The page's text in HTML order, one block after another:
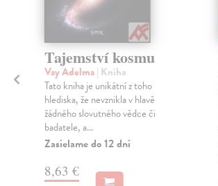
Tajemství kosmu
Vay Adelma| Kniha
Tato kniha je unikátní z toho
hlediska, že nevznikla v hlavě
žádného slovutného vědce či
badatele, a...
Zasielame do 12 dní
8,63 €